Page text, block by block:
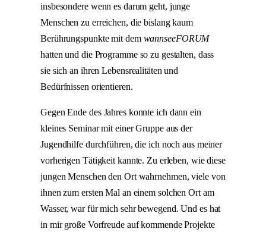
insbesondere wenn es darum geht, junge
Menschen zu erreichen, die bislang kaum
Berührungspunkte mit dem wannseeFORUM
hatten und die Programme so zu gestalten, dass
sie sich an ihren Lebensrealitäten und
Bedürfnissen orientieren.
Gegen Ende des Jahres konnte ich dann ein
kleines Seminar mit einer Gruppe aus der
Jugendhilfe durchführen, die ich noch aus meiner
vorherigen Tätigkeit kannte. Zu erleben, wie diese
jungen Menschen den Ort wahrnehmen, viele von
ihnen zum ersten Mal an einem solchen Ort am
Wasser, war für mich sehr bewegend. Und es hat
in mir große Vorfreude auf kommende Projekte